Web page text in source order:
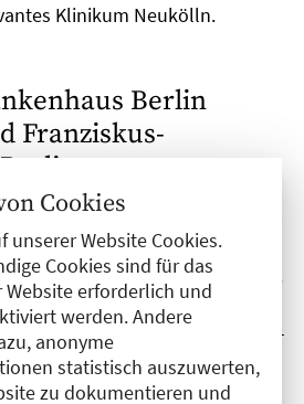
Cookies
unserer Website Cookies.
Cookies sind für das
erforderlich und
werden. Andere
anonyme
statistisch auszuwerten,
zu dokumentieren und
Klinikum Neukölln.
Berlin
Franziskus-
PD Dr. med. Daniel Zickler
sowohl der „Klinik für
Intensivmedizin“ im St.
Tempelhof (SJK) als auch
Intensivmedizin“ im Franziskus-
übernommen. Zickler tritt
Dr. med. Christiane Erley